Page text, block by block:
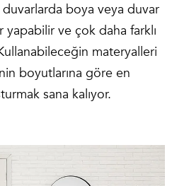
boya veya duvar
yapabilir ve çok daha farklı
materyalleri
boyutlarına göre en
sana kalıyor.